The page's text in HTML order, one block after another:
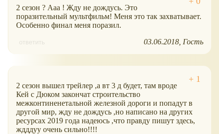
2 сезон ? Ааа ! Жду не дождусь. Это
поразительный мультфильм! Меня это так захватывает.
Особенно финал меня поразил.
ответить 03.06.2018 Гость
2 сезон вышел трейлер ,а вт 3 д будет, там вроде
Кей с Дюком закончат строительство
межконтиненетальной железной дороги и попадут в
другой мир, жду не дождусь ,но написано на других
ресурсах 2019 года надеюсь ,что правду пишут здесь,
ждддуу очень сильно!!!!